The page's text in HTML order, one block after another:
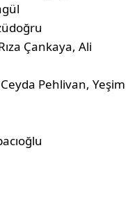
Çankaya, Ali
Pehlivan, Yeşim